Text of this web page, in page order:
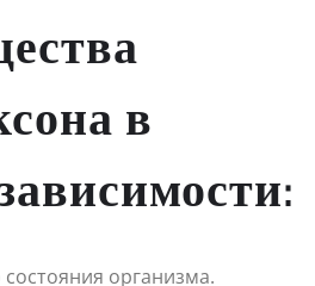
в
организма.